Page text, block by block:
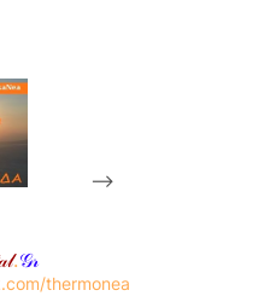
-->
.𝒢𝓇
thermonea